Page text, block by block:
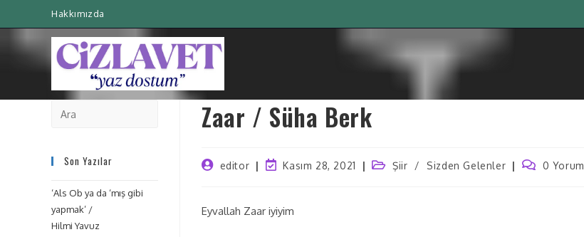
Hakkımızda
Zaar / Süha Berk
editor Kasım 28, 2021 Şiir / Sizden Gelenler 0 Yorum
Eyvallah Zaar iyiyim
Son Yazılar
‘Als Ob ya da ‘mış gibi
yapmak’ /
Hilmi Yavuz